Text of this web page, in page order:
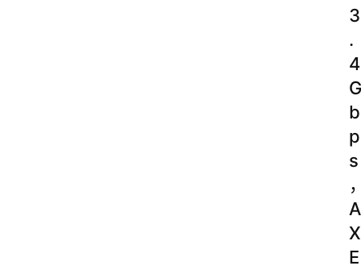
3
.
4
G
b
p
s
A
X
E